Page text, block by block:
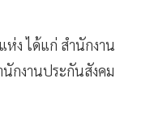
ห่ง ได้แก่ สำนักงาน
กงานประกันสังคม